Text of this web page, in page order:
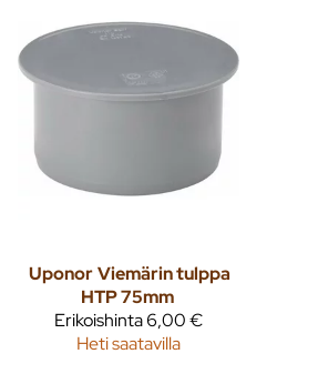
UponorViemärin tulppa
HTP 75mm
Erikoishinta6,00 €
Heti saatavilla